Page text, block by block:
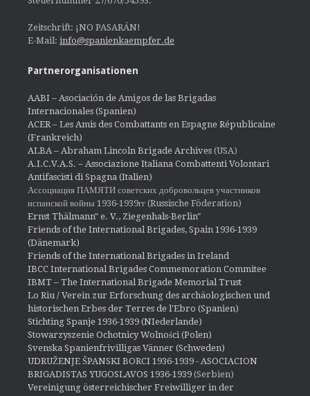
Zeitschrift: ¡NO PASARÁN!
E-Mail: info@spanienkaempfer.de
Partnerorganisationen
AABI – Asociación de Amigos de las Brigadas
Internacionales (Spanien)
ACER – Les Amis des Combattants en Espagne Républicaine
(Frankreich)
ALBA – Abraham Lincoln Brigade Archives (USA)
A.I.C.V.A.S. – Associazione Italiana Combattenti Volontari
Antifascisti di Spagna (Italien)
Ассоциация ПАМЯТИ советских добровольцев участников
испанской войны 1936-1939гг (Russische Föderation)
Ernst Thälmann" e. V., Ziegenhals-Berlin"
Friends of the International Brigades, Spain 1936-1939
(Dänemark)
Friends of the International Brigades in Ireland
IBCC International Brigades Commemoration Commitee
IBMT – The International Brigade Memorial Trust
Lo Riu / Verein zur Erforschung des archäologischen und
historischen Erbes der Terres de l'Ebro (Spanien)
Stichting Spanje 1936-1939 (NIederlande)
Stowarzyszenie Ochotnicy Wolności (Polen)
Svenska Spanienfrivilligas Vänner (Schweden)
UDRUŽENJE ŠPANSKI BORCI 1936-1939 - ASOCIACION
BRIGADISTAS YUGOSLAVOS 1936-1939 (Serbien)
Vereinigung österreichischer Freiwilliger in der